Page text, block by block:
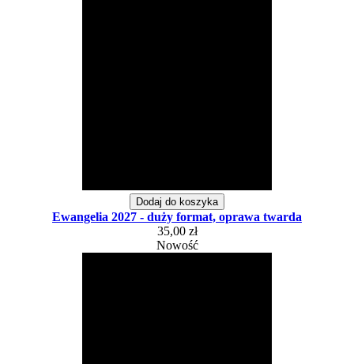
Dodaj do koszyka
Ewangelia 2027 - duży format, oprawa twarda
35,00 zł
Nowość